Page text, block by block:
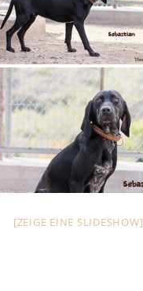
[ZEIGE EINE SLIDESHOW]